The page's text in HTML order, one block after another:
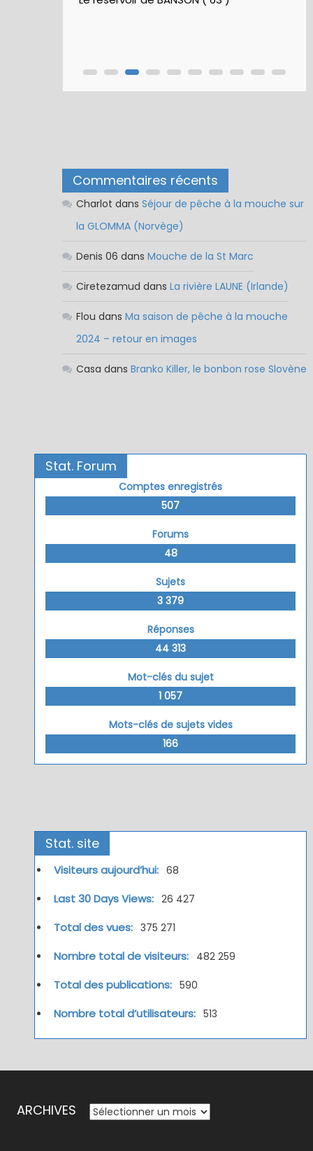
Commentaires récents
Charlot dans Séjour de pêche à la mouche sur
la GLOMMA (Norvège)
Denis 06 dans Mouche de la St Marc
Ciretezamud dans La rivière LAUNE (Irlande)
Flou dans Ma saison de pêche à la mouche
2024 – retour en images
Casa dans Branko Killer, le bonbon rose Slovène
Stat. Forum
Comptes enregistrés
507
Forums
48
Sujets
3 379
Réponses
44 313
Mot-clés du sujet
1 057
Mots-clés de sujets vides
166
Stat. site
Visiteurs aujourd’hui: 68
Last 30 Days Views: 26 427
Total des vues: 375 271
Nombre total de visiteurs: 482 259
Total des publications: 590
Nombre total d’utilisateurs: 513
ARCHIVES ARCHIVES